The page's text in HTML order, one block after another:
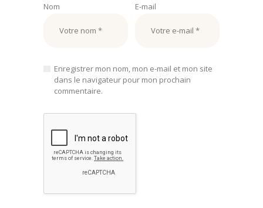
Nom E-mail
Enregistrer mon nom, mon e-mail et mon site
dans le navigateur pour mon prochain
commentaire.